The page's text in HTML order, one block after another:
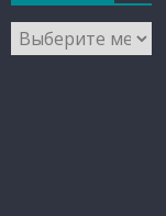
Архивы